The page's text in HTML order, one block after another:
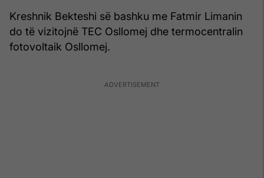
Kreshnik Bekteshi së bashku me Fatmir Limanin
do të vizitojnë TEC Osllomej dhe termocentralin
fotovoltaik Osllomej.